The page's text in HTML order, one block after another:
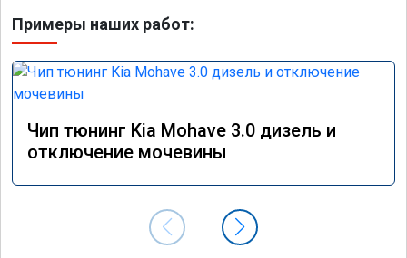
Примеры наших работ:
Чип тюнинг Kia Mohave 3.0 дизель и
отключение мочевины